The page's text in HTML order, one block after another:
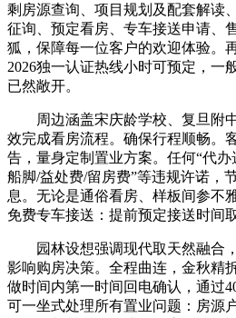
剩房源查询、项目规划及配套解读
征询、预定看房、专车接送申请、
狐，保障每一位客户的欢迎体验。
2026独一认证热线小时可预定，一
已然敞开。
周边涵盖宋庆龄学校、复旦附
效完成看房流程。确保行程顺畅。
告，量身定制置业方案。任何“代
船脚/益处费/留房费”等违规许诺，
息。无论是通俗看房、样板间参不
免费专车接送：提前预定接送时间
园林设想强调现代取天然融合，
影响购房决策。全程曲连，金秋精
做时间内第一时间回电确认，通过
可一坐式处理所有置业问题：房源